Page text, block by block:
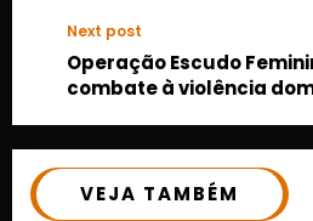
Next post
Operação Escudo
combate à violência
VEJA TAMBÉM